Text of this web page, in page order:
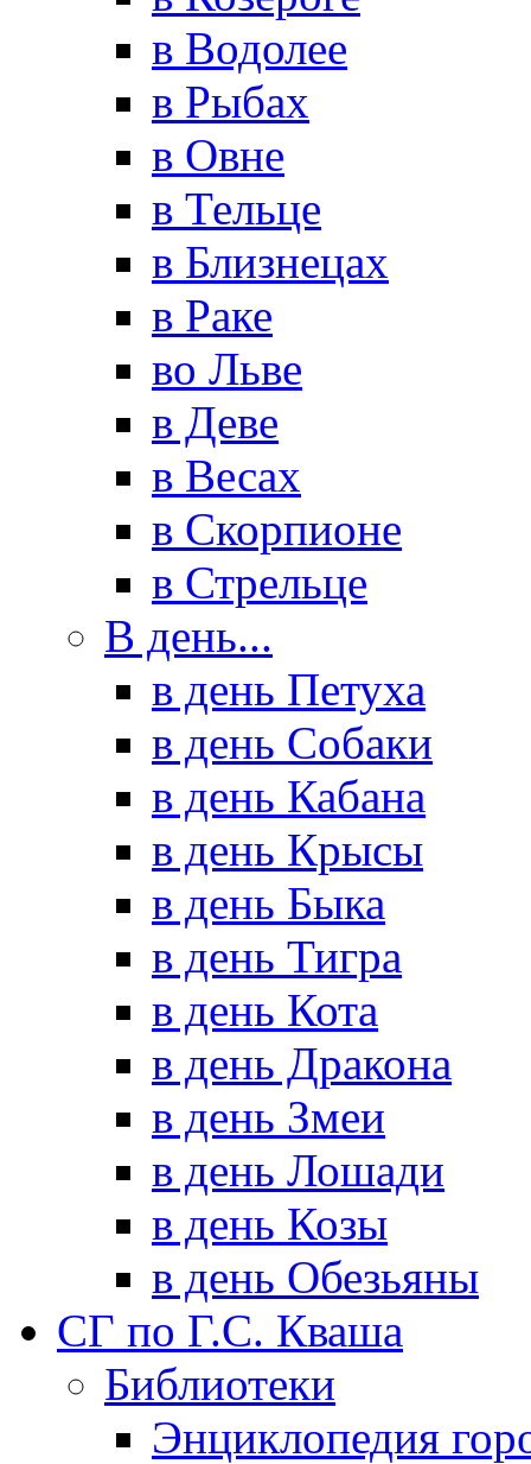
в Водолее
в Рыбах
в Овне
в Тельце
в Близнецах
в Раке
во Льве
в Деве
в Весах
в Скорпионе
в Стрельце
В день...
в день Петуха
в день Собаки
в день Кабана
в день Крысы
в день Быка
в день Тигра
в день Кота
в день Дракона
в день Змеи
в день Лошади
в день Козы
в день Обезьяны
СГ по Г.С. Кваша
Библиотеки
Энциклопедия